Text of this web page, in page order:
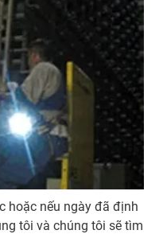
hoặc nếu ngày đã định
tôi và chúng tôi sẽ tìm